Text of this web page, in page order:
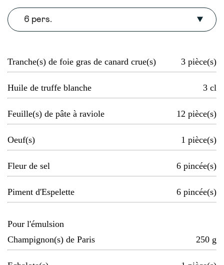
6 pers.
Tranche(s) de foie gras de canard crue(s) 3 pièce(s)
Huile de truffe blanche 3 cl
Feuille(s) de pâte à raviole 12 pièce(s)
Oeuf(s) 1 pièce(s)
Fleur de sel 6 pincée(s)
Piment d'Espelette 6 pincée(s)
Pour l'émulsion
Champignon(s) de Paris
250 g